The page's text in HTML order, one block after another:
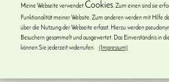
Meine Webseite verwendetCookies. Zum einen sind sie
Funktionalität meiner Website. Zum anderen werden mit Hilfe
über die Nutzung der Webseite erfasst. Hierzu werden
Besuchern gesammelt und ausgewertet. Das Einverständnis in
können Sie jederzeit widerrufen.
(Impressum)